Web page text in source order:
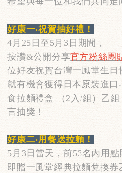
好康一‧祝賀抽好禮！
4月25日至5月3日期間，
按讚&公開分享官方粉絲團
位好友祝賀台灣一風堂生日
就有機會獲得日本原裝進口
食拉麵禮盒 （2入/組）乙
言抽獎！
好康二‧用餐送拉麵！
5 月 3 日當天，前53名內用點
即贈一風堂經典拉麵兌換券